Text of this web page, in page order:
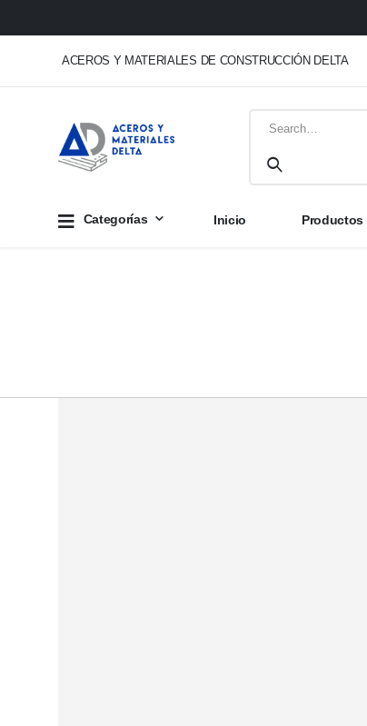
ACEROS Y MATERIALES DE CONSTRUCCIÓN DELTA
Categorías Inicio Productos